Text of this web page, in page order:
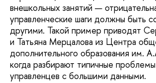
внешкольных занятий —
управленческие шаги должны быть
другими. Такой пример приводят
и Татьяна Мерцалова из Центра
дополнительного образования им.
когда разбирают типичные
управленцев с большими данными.